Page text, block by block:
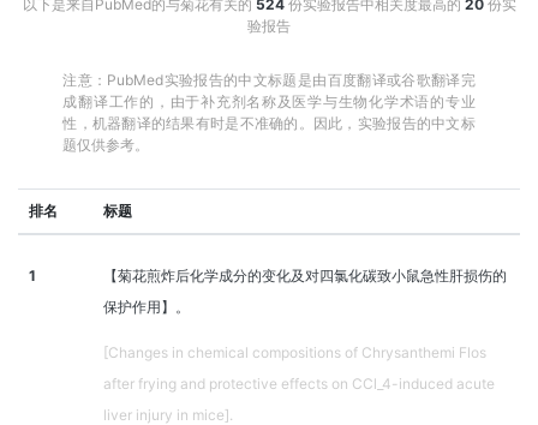
以下是来自PubMed的与菊花有关的 524份实验报告中相关度最高的 20份实
验报告
注意：PubMed实验报告的中文标题是由百度翻译或谷歌翻译完
成翻译工作的，由于补充剂名称及医学与生物化学术语的专业
性，机器翻译的结果有时是不准确的。因此，实验报告的中文标
题仅供参考。
排名 标题
1
【菊花煎炸后化学成分的变化及对四氯化碳致小鼠急性肝损伤的
保护作用】。
[Changes in chemical compositions of Chrysanthemi Flos
after frying and protective effects on CCl_4-induced acute
liver injury in mice].